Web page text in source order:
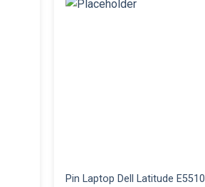
Pin Laptop Dell Latitude E5510